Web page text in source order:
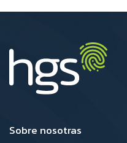
Colombai Footer1
Sobre nosotras